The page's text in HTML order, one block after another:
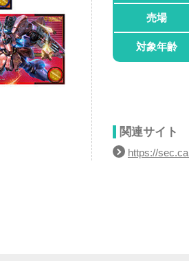
売場
対象年齢
関連サイト
https://